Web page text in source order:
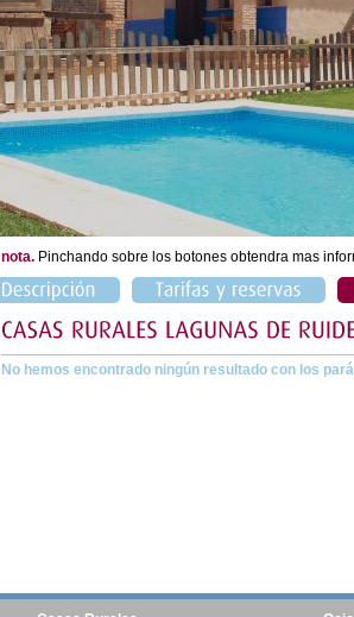
nota. Pinchando sobre los botones obtendra mas
No hemos encontrado ningún resultado con los